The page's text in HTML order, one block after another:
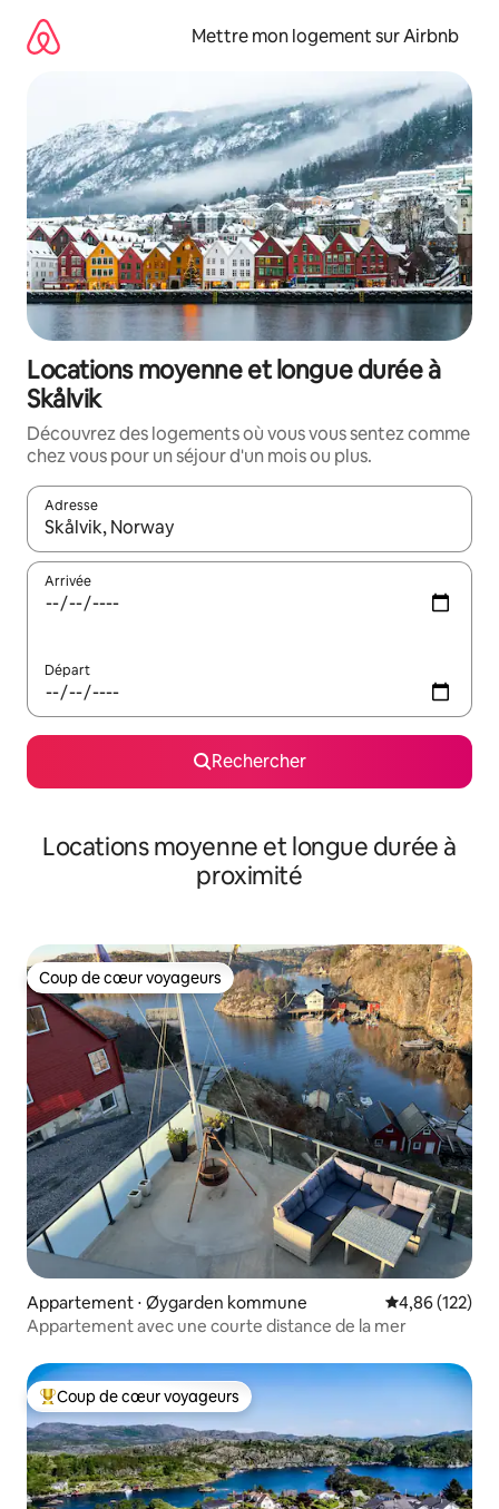
directement
Mettre mon logement sur Airbnb
Locations moyenne et longue durée à
Skålvik
Découvrez des logements où vous vous sentez comme
chez vous pour un séjour d'un mois ou plus.
Adresse
Lorsque les résultats s'affichent, utilisez les flèches vers le
Arrivée
Départ
Rechercher
Locations moyenne et longue durée à
proximité
Coup de cœur voyageurs
Coup de cœur voyageurs
Appartement ⋅ Øygarden kommune Évaluation
4,86 (122)
Appartement avec une courte distance de la mer
Coups de cœur voyageurs les plus appréciés
Coup de cœur voyageurs